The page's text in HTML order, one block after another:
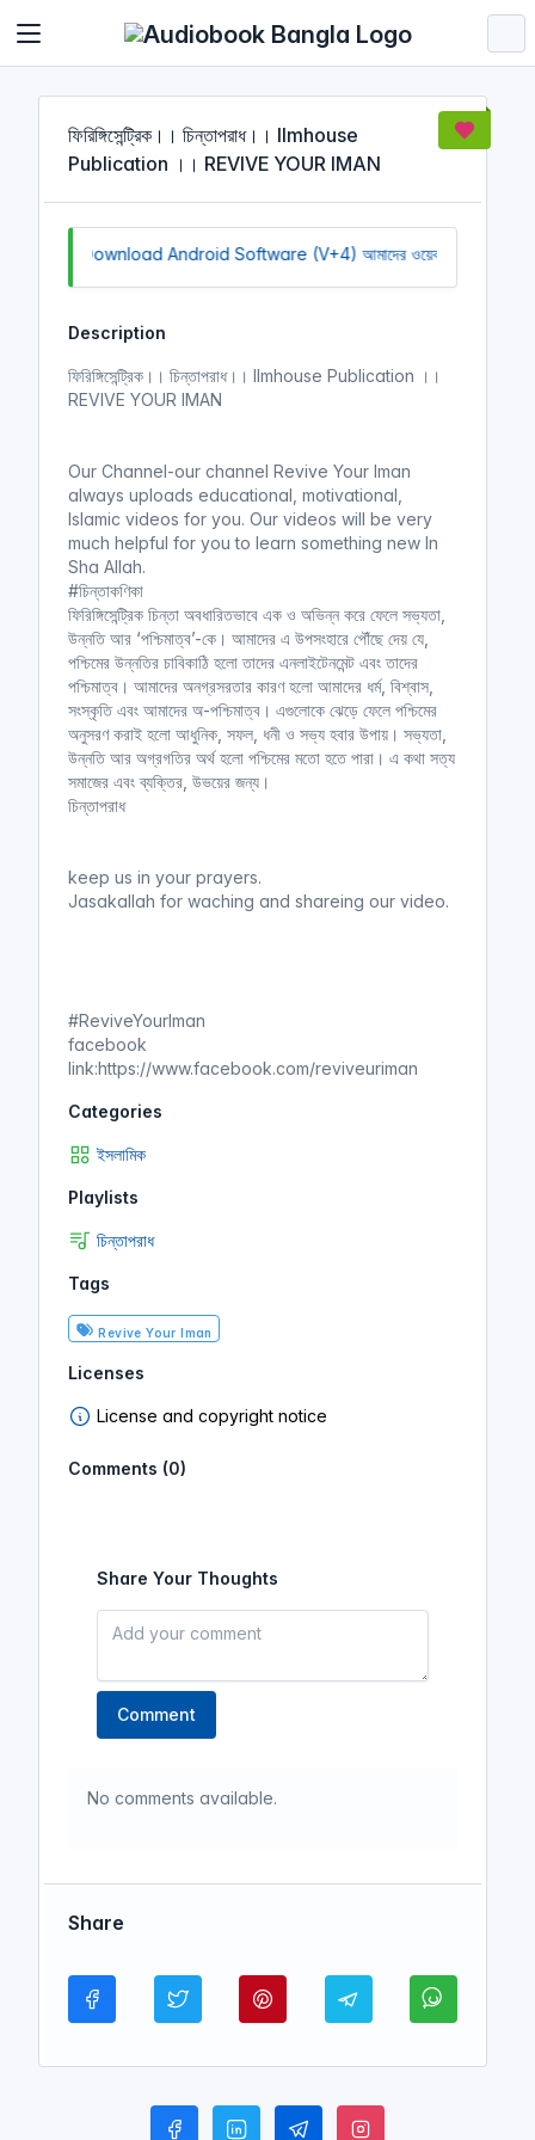
ফিরিঙ্গিসেন্ট্রিক।। চিন্তাপরাধ।। Ilmhouse
Publication ।। REVIVE YOUR IMAN
Click to Download Android Software (V+4) আমাদের ওয়েবসাইট সচল
Description
ফিরিঙ্গিসেন্ট্রিক।। চিন্তাপরাধ।। Ilmhouse Publication ।।
REVIVE YOUR IMAN
Our Channel-our channel Revive Your Iman
always uploads educational, motivational,
Islamic videos for you. Our videos will be very
much helpful for you to learn something new In
Sha Allah.
#চিন্তাকণিকা
ফিরিঙ্গিসেন্ট্রিক চিন্তা অবধারিতভাবে এক ও অভিন্ন করে ফেলে সভ্যতা,
উন্নতি আর ‘পশ্চিমাত্ব’-কে। আমাদের এ উপসংহারে পৌঁছে দেয় যে,
পশ্চিমের উন্নতির চাবিকাঠি হলো তাদের এনলাইটেনমেন্ট এবং তাদের
পশ্চিমাত্ব। আমাদের অনগ্রসরতার কারণ হলো আমাদের ধর্ম, বিশ্বাস,
সংস্কৃতি এবং আমাদের অ-পশ্চিমাত্ব। এগুলোকে ঝেড়ে ফেলে পশ্চিমের
অনুসরণ করাই হলো আধুনিক, সফল, ধনী ও সভ্য হবার উপায়। সভ্যতা,
উন্নতি আর অগ্রগতির অর্থ হলো পশ্চিমের মতো হতে পারা। এ কথা সত্য
সমাজের এবং ব্যক্তির, উভয়ের জন্য।
চিন্তাপরাধ
keep us in your prayers.
Jasakallah for waching and shareing our video.
#ReviveYourIman
facebook
link:https://www.facebook.com/reviveuriman
Categories
ইসলামিক
Playlists
চিন্তাপরাধ
Tags
Revive Your Iman
Licenses
License and copyright notice
Comments (0)
Share Your Thoughts
Comment
No comments available.
Share